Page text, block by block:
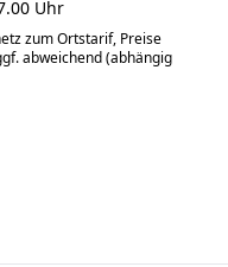
Uhr
zum Ortstarif, Preise
abweichend (abhängig